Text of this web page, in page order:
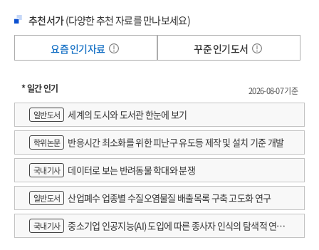
추천서가(다양한 추천 자료를 만나보세요)
요즘 인기자료
꾸준 인기도서
* 일간 인기
2026-08-07 기준
일반도서
세계의 도시와 도서관 한눈에 보기
학위논문 반응시간 최소화를 위한 피난구 유도등 제작 및 설치 기준 개발
국내기사 데이터로 보는 반려동물 학대와 분쟁
일반도서 산업폐수 업종별 수질오염물질 배출목록 구축 고도화 연구
국내기사
중소기업 인공지능(AI) 도입에 따른 종사자 인식의 탐색적 연구 :